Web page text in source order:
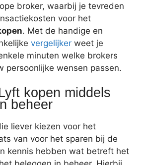
broker, waarbij je tevreden
voor het
. Met de handige en
vergelijker weet je
minuten welke brokers
persoonlijke wensen passen.
kopen middels
beheer
liever kiezen voor het
van voor het sparen bij de
kennis hebben wat betreft het